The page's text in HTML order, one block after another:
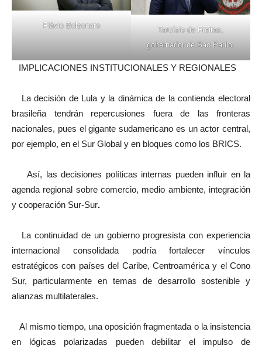
Flávio Bolsonaro
Tarcísio de Freitas,
gobernador de Sao Paulo.
IMPLICACIONES INSTITUCIONALES Y REGIONALES
La decisión de Lula y la dinámica de la contienda electoral
brasileña tendrán repercusiones fuera de las fronteras
nacionales, pues el gigante sudamericano es un actor central,
por ejemplo, en el Sur Global y en bloques como los BRICS.
Así, las decisiones políticas internas pueden influir en la
agenda regional sobre comercio, medio ambiente, integración
y cooperación Sur-Sur.
La continuidad de un gobierno progresista con experiencia
internacional consolidada podría fortalecer vínculos
estratégicos con países del Caribe, Centroamérica y el Cono
Sur, particularmente en temas de desarrollo sostenible y
alianzas multilaterales.
Al mismo tiempo, una oposición fragmentada o la insistencia
en lógicas polarizadas pueden debilitar el impulso de